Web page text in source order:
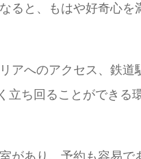
ると、もはや好奇心
へのアクセス、鉄
ち回ることができる
あり、予約も容易で